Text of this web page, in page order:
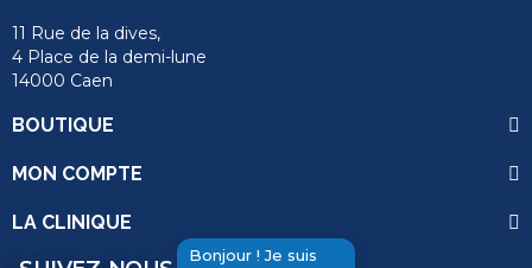
Bonjour ! Je suis
11 Rue de la dives,
4 Place de la demi-lune
14000 Caen
BOUTIQUE
MON COMPTE
LA CLINIQUE